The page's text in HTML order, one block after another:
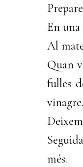
En
Al
Quan
fulles
vinagre.
més.